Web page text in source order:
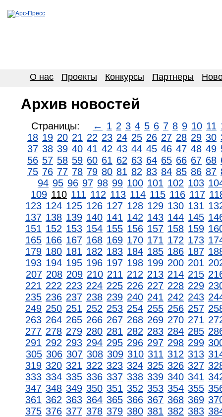
О нас Проекты Конкурсы Партнеры
Архив новостей
Страницы: ← 1 2 3 4 5 6 7 8 9 10 11
18 19 20 21 22 23 24 25 26 27 28 29 30
37 38 39 40 41 42 43 44 45 46 47 48 49
56 57 58 59 60 61 62 63 64 65 66 67 68
75 76 77 78 79 80 81 82 83 84 85 86 87
94 95 96 97 98 99 100 101 102 103
109 110 111 112 113 114 115 116 117
123 124 125 126 127 128 129 130 131
137 138 139 140 141 142 143 144 145
151 152 153 154 155 156 157 158 159
165 166 167 168 169 170 171 172 173
179 180 181 182 183 184 185 186 187
193 194 195 196 197 198 199 200 201
207 208 209 210 211 212 213 214 215
221 222 223 224 225 226 227 228 229
235 236 237 238 239 240 241 242 243
249 250 251 252 253 254 255 256 257
263 264 265 266 267 268 269 270 271
277 278 279 280 281 282 283 284 285
291 292 293 294 295 296 297 298 299
305 306 307 308 309 310 311 312 313
319 320 321 322 323 324 325 326 327
333 334 335 336 337 338 339 340 341
347 348 349 350 351 352 353 354 355
361 362 363 364 365 366 367 368 369
375 376 377 378 379 380 381 382 383